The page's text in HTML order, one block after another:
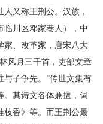
又称王荆公。汉族，
临川区邓家巷人），中
家、改革家，唐宋八大
风月三千首，吏部文章
与子争先。”传世文集有
。其诗文各体兼擅，词
枝香》等。而王荆公最